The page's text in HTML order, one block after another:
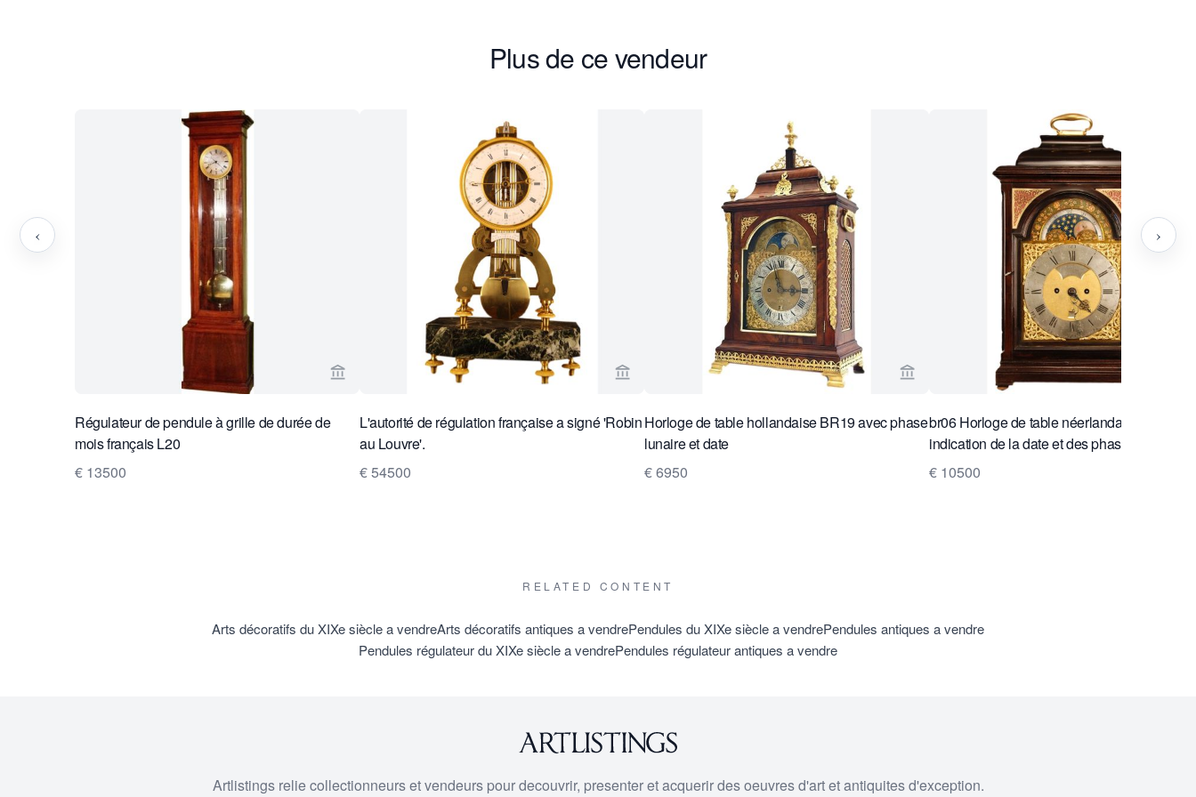
Plus de ce vendeur
Voir la page vendeur de Van Brug Collection
Régulateur de pendule à grille de durée de
mois français L20
€ 13500
Voir la page vendeur de Van Brug Collection
L'autorité de régulation française a signé 'Robin
au Louvre'.
€ 54500
Voir la page vendeur de Van Brug Collection
Horloge de table hollandaise BR19 avec phase
lunaire et date
€ 6950
br06 Horloge de table néerlandaise avec
indication de la date et des phases de la
€ 10500
‹ ›
RELATED CONTENT
Arts décoratifs du XIXe siècle a vendreArts décoratifs antiques a vendrePendules du XIXe siècle a vendrePendules antiques a vendre
Pendules régulateur du XIXe siècle a vendrePendules régulateur antiques a vendre
Artlistings relie collectionneurs et vendeurs pour decouvrir, presenter et acquerir des oeuvres d'art et antiquites d'exception.